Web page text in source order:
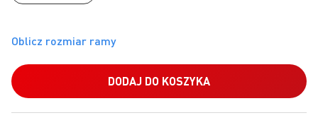
DODAJ DO KOSZYKA